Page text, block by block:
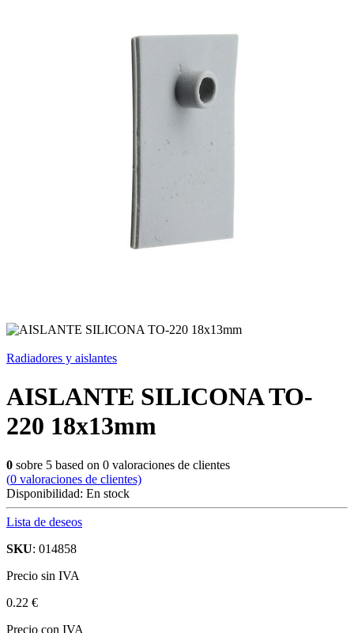
Radiadores y aislantes
AISLANTE SILICONA TO-
220 18x13mm
0 sobre 5 based on 0 valoraciones de clientes
(0 valoraciones de clientes)
Disponibilidad: En stock
Lista de deseos
SKU: 014858
Precio sin IVA
0.22 €
Precio con IVA